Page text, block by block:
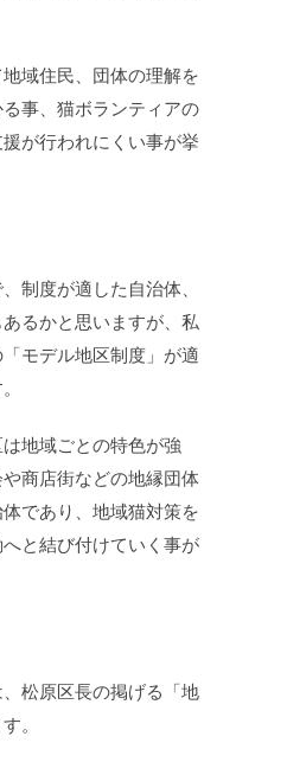
域住民、団体の理解を
事、猫ボランティアの
が行われにくい事が挙
制度が適した自治体、
るかと思いますが、私
モデル地区制度」が適
地域ごとの特色が強
商店街などの地縁団体
であり、地域猫対策を
と結び付けていく事が
松原区長の掲げる「地
。